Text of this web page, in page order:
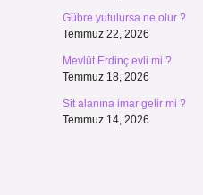
Gübre yutulursa ne olur ?
Temmuz 22, 2026
Mevlüt Erdinç evli mi ?
Temmuz 18, 2026
Sit alanına imar gelir mi ?
Temmuz 14, 2026